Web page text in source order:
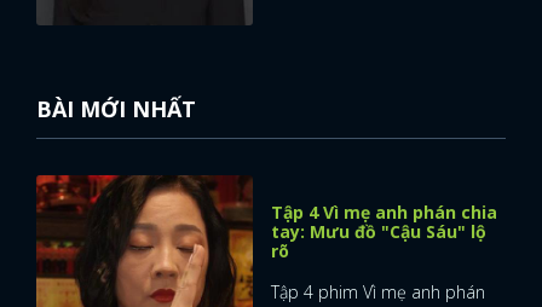
BÀI MỚI NHẤT
Tập 4 Vì mẹ anh phán chia
tay: Mưu đồ "Cậu Sáu" lộ
rõ
Tập 4 phim Vì mẹ anh phán